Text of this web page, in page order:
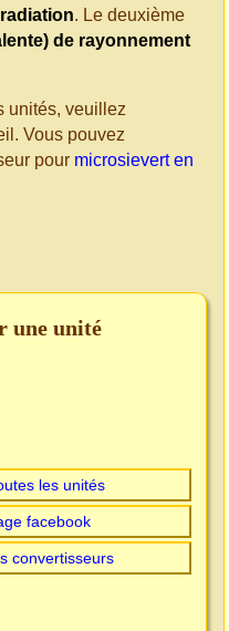
. Le deuxième
de rayonnement
unités, veuillez
Vous pouvez
pour microsievert en
une unité
les unités
facebook
convertisseurs